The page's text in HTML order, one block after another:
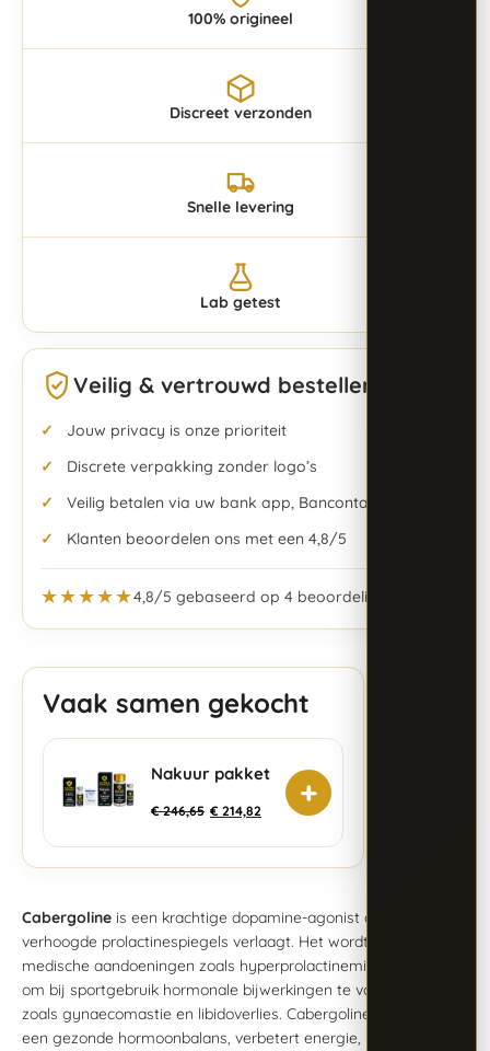
100% origineel
Discreet verzonden
Snelle levering
Lab getest
Veilig & vertrouwd bestellen
Jouw privacy is onze prioriteit
Discrete verpakking zonder logo’s
Veilig betalen via uw bank app, Bancontact & meer
Klanten beoordelen ons met een 4,8/5
★★★★★4,8/5 gebaseerd op 4 beoordelingen
Vaak samen gekocht
Nakuur pakket
€246,65 € 214,82 +
Cabergoline is een krachtige dopamine-agonist die effectief
verhoogde prolactinespiegels verlaagt. Het wordt gebruikt voor
medische aandoeningen zoals hyperprolactinemie, maar ook
om bij sportgebruik hormonale bijwerkingen te voorkomen,
zoals gynaecomastie en libidoverlies. Cabergoline ondersteunt
een gezonde hormoonbalans, verbetert energie, motivatie en